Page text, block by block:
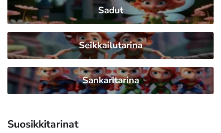
Sadut
Seikkailutarina
Sankaritarina
Suosikkitarinat